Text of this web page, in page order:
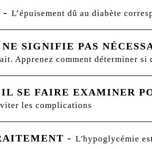
- L’épuisement dû au diabète
SIGNIFIE PAS
Apprenez comment déterminer
SE FAIRE EXAMINER
les complications
- L'hypoglycémie